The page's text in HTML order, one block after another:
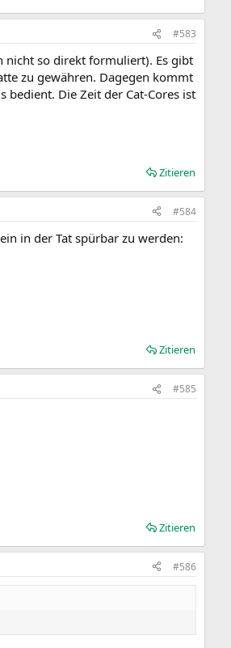
#583
nicht so direkt formuliert). Es gibt
zu gewähren. Dagegen kommt
bedient. Die Zeit der Cat-Cores ist
Zitieren
#584
in der Tat spürbar zu werden:
Zitieren
#585
Zitieren
#586